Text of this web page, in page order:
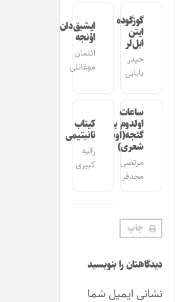
گوزگوده
ایتن
ایل‌لر
حیدر
بابایی
ایشیق‌دان
اؤنجه
ائلمان
موغانلی
ساعات
اولدوم بیر
گئجه(اوشاق
شعری)
مرتضی
مجدفر
کیتاب
تانیتیمی
رقیه
کبیری
چاپ
دیدگاهتان را بنویسید
نشانی ایمیل شما